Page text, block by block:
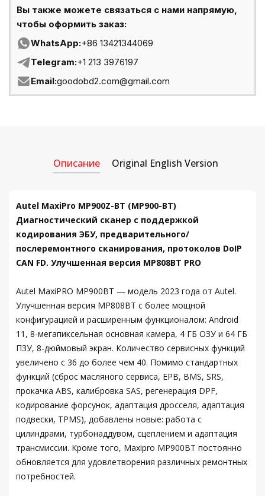
Вы также можете связаться с нами напрямую,
чтобы оформить заказ:
WhatsApp:+86 13421344069
Telegram:+1 213 3976197
Email:goodobd2.com@gmail.com
Описание Original English Version
Autel MaxiPro MP900Z-BT (MP900-BT)
Диагностический сканер с поддержкой
кодирования ЭБУ, предварительного/
послеремонтного сканирования, протоколов DoIP
CAN FD. Улучшенная версия MP808BT PRO
Autel MaxiPRO MP900BT — модель 2023 года от Autel.
Улучшенная версия MP808BT с более мощной
конфигурацией и расширенным функционалом: Android
11, 8-мегапиксельная основная камера, 4 ГБ ОЗУ и 64 ГБ
ПЗУ, 8-дюймовый экран. Количество сервисных функций
увеличено с 36 до более чем 40. Помимо стандартных
функций (сброс масляного сервиса, EPB, BMS, SRS,
прокачка ABS, калибровка SAS, регенерация DPF,
кодирование форсунок, адаптация дросселя, адаптация
подвески, TPMS), добавлены новые: работа с
цилиндрами, турбонаддувом, сцеплением и адаптация
трансмиссии. Кроме того, Maxipro MP900BT постоянно
обновляется для удовлетворения различных ремонтных
потребностей.